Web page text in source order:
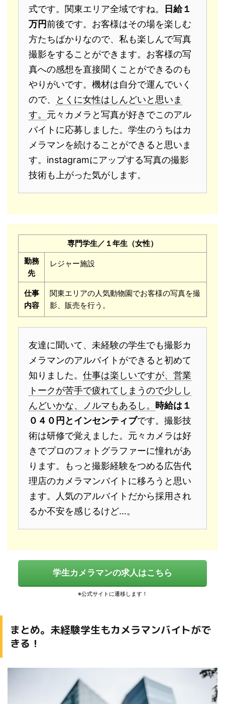
式です。関東エリア全域ですね。
日給１
万円前後です。お客様はその場を楽しむ
方たちばかりなので、私も楽しんで写真
撮影をすることができます。お客様の写
真への感想を直接聞くことができるのも
やりがいです。機材は自分で運んでいく
ので、
とくに女性はしんどいと思いま
す。 元々カメラと写真が好きでこのアル
バイトに応募しました。学生のうちはカ
メラマンを続けることができると思いま
す。instagramにアップする写真の撮影
技術も上がった気がします。
専門学生／１年生（女性）
勤務
先
レジャー施設
仕事
内容
関東エリアの人気動物園でお客様の写真を撮
影、販売を行う。
友達に聞いて、未経験の学生でも撮影カ
メラマンのアルバイトができると初めて
知りました。 仕事は楽しいですが、営業
トークが苦手で疲れてしまうので少しし
んどいかな、ノルマもあるし。 時給は１
０４０円とインセンティブです。撮影技
術は研修で覚えました。元々カメラは好
きでプロのフォトグラファーに憧れがあ
ります。もっと撮影経験をつめる広告代
理店のカメラマンバイトに移ろうと思い
ます。人気のアルバイトだから採用され
るか不安を感じるけど…。
学生カメラマンの求人はこちら
まとめ。未経験学生もカメラマンバイトがで
きる！